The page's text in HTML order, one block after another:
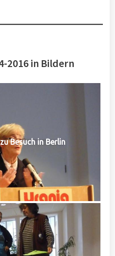
2016 in Bildern
Besuch in Berlin